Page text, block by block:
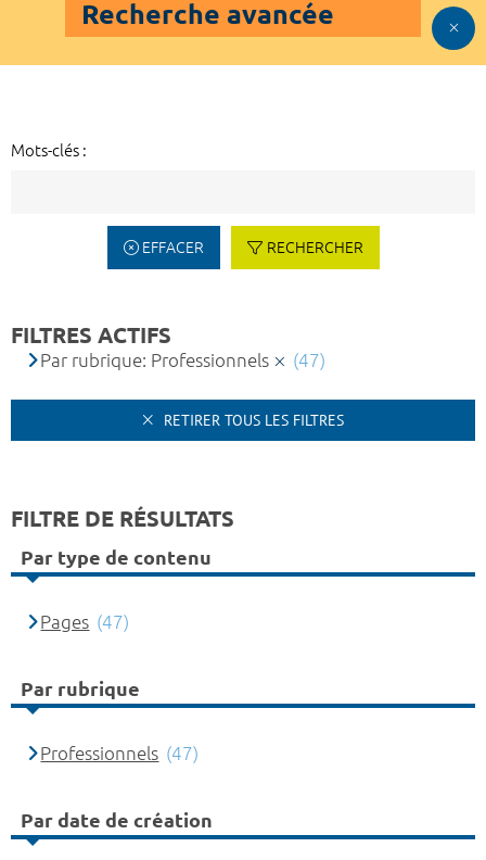
Recherche avancée
Mots-clés :
EFFACER RECHERCHER
FILTRES ACTIFS
Par rubrique: Professionnels (47)
RETIRER TOUS LES FILTRES
FILTRE DE RÉSULTATS
Par type de contenu
Pages (47)
Par rubrique
Professionnels (47)
Par date de création